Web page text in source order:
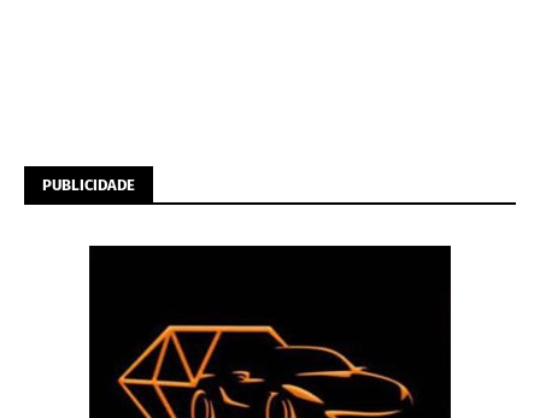
PUBLICIDADE